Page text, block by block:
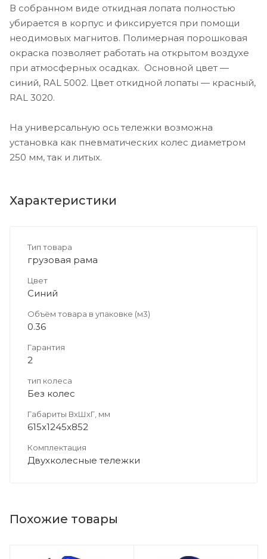
В собранном виде откидная лопата полностью
убирается в корпус и фиксируется при помощи
неодимовых магнитов. Полимерная порошковая
окраска позволяет работать на открытом воздухе
при атмосферных осадках. Основной цвет —
синий, RAL 5002. Цвет откидной лопаты — красный,
RAL 3020.
На универсальную ось тележки возможна
установка как пневматических колес диаметром
250 мм, так и литых.
Характеристики
Тип товара
грузовая рама
Цвет
Синий
Объём товара в упаковке (м3)
0.36
Гарантия
2
тип колеса
Без колес
Габариты ВхШхГ, мм
615x1245x852
Комплектация
Двухколесные тележки
Похожие товары